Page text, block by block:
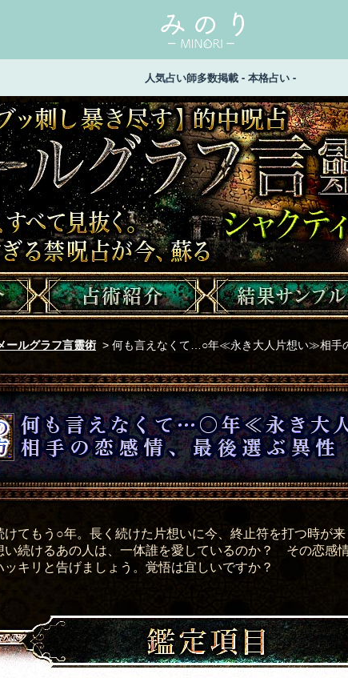
人気占い師多数掲載 - 本格占い -
す】的中呪占◆シュメールグラフ言靈術 シャクティー琴
りすぎる禁呪占が今、蘇る
ールグラフ言靈術 > 何も言えなくて…○年≪永き大人片想い≫相手
けてもう○年。長く続けた片想いに今、終止符を打つ時が
い続けるあの人は、一体誰を愛しているのか？ その恋感
ッキリと告げましょう。覚悟は宜しいですか？